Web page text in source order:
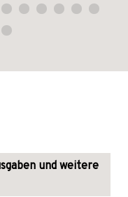
und weitere